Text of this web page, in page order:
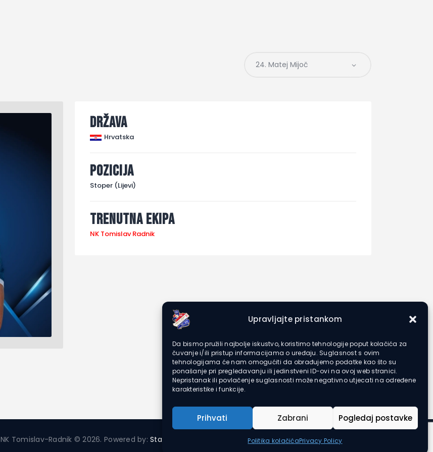
Upravljajte pristankom
Da bismo pružili najbolje iskustvo, koristimo tehnologije poput kolačića za
čuvanje i/ili pristup informacijama o uređaju. Suglasnost s ovim
tehnologijama će nam omogućiti da obrađujemo podatke kao što su
ponašanje pri pregledavanju ili jedinstveni ID-ovi na ovoj web stranici.
Nepristanak ili povlačenje suglasnosti može negativno utjecati na određene
karakteristike i funkcije.
Prihvati Zabrani Pogledaj postavke
Politika kolačićaPrivacy Policy
Država
Hrvatska
Pozicija
Stoper (Lijevi)
Trenutna ekipa
NK Tomislav Radnik
NK Tomislav-Radnik © 2026. Powered by:Starlight2